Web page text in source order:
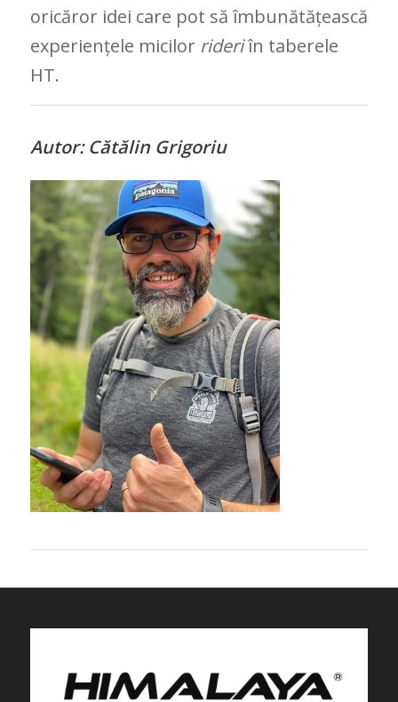
oricăror idei care pot să îmbunătățească
experiențele micilor rideriîn taberele
HT.
Autor: Cătălin Grigoriu